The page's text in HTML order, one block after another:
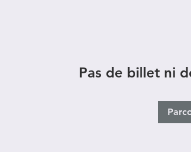
Pas de billet ni